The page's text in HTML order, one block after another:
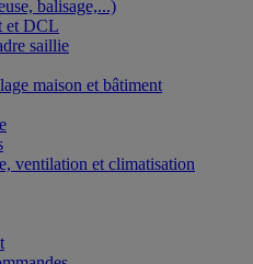
balisage,...)
et DCL
saillie
maison et bâtiment
ventilation et climatisation